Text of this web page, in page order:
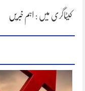
کیٹاگری میں : اہم خبریں